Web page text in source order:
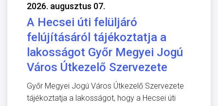
2026. augusztus 07.
A Hecsei úti felüljáró
felújításáról tájékoztatja a
lakosságot Győr Megyei Jogú
Város Útkezelő Szervezete
Győr Megyei Jogú Város Útkezelő Szervezete
tájékoztatja a lakosságot, hogy a Hecsei úti